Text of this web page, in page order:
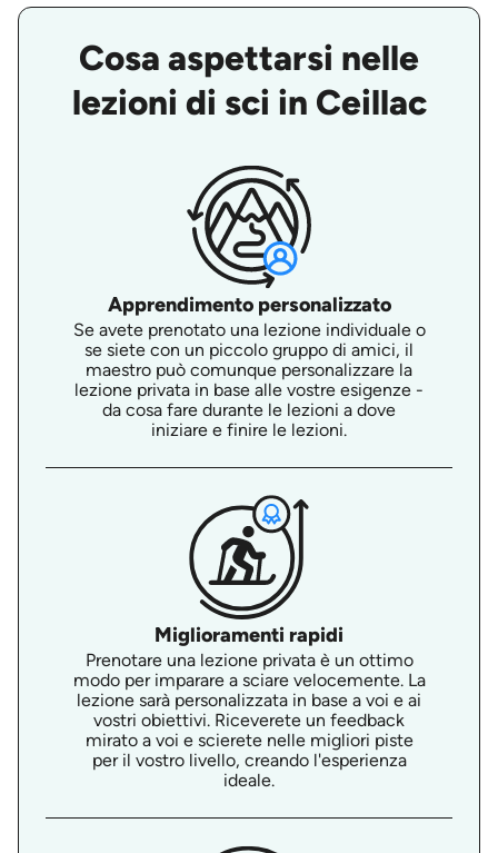
Cosa aspettarsi nelle
lezioni di sci in Ceillac
Apprendimento personalizzato
Se avete prenotato una lezione individuale o
se siete con un piccolo gruppo di amici, il
maestro può comunque personalizzare la
lezione privata in base alle vostre esigenze -
da cosa fare durante le lezioni a dove
iniziare e finire le lezioni.
Miglioramenti rapidi
Prenotare una lezione privata è un ottimo
modo per imparare a sciare velocemente. La
lezione sarà personalizzata in base a voi e ai
vostri obiettivi. Riceverete un feedback
mirato a voi e scierete nelle migliori piste
per il vostro livello, creando l'esperienza
ideale.